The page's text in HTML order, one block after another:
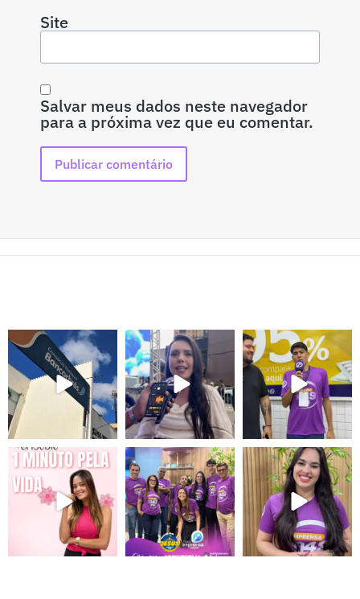
Site
Salvar meus dados neste navegador
para a próxima vez que eu comentar.